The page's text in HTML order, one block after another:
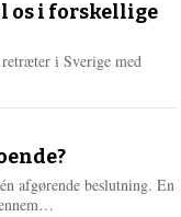
os i forskellige
i Sverige med
afgørende beslutning. En